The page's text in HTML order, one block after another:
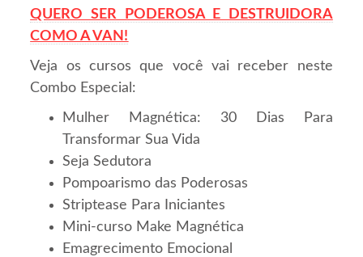
QUERO SER PODEROSA E DESTRUIDORA
COMO A VAN!
Veja os cursos que você vai receber neste
Combo Especial:
Mulher Magnética: 30 Dias Para
Transformar Sua Vida
Seja Sedutora
Pompoarismo das Poderosas
Striptease Para Iniciantes
Mini-curso Make Magnética
Emagrecimento Emocional